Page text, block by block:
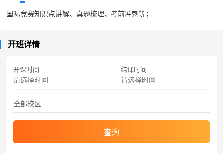
国际竞赛知识点讲解、真题梳理、考前冲刺等；
开班详情
开课时间 结课时间
查询